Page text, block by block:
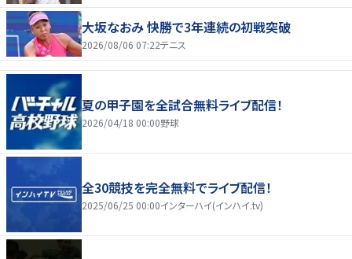
大坂なおみ 快勝で3年連続の初戦突破
2026/08/06 07:22テニス
夏の甲子園を全試合無料ライブ配信！
2026/04/18 00:00野球
全30競技を完全無料でライブ配信！
2025/06/25 00:00インターハイ(インハイ.tv)